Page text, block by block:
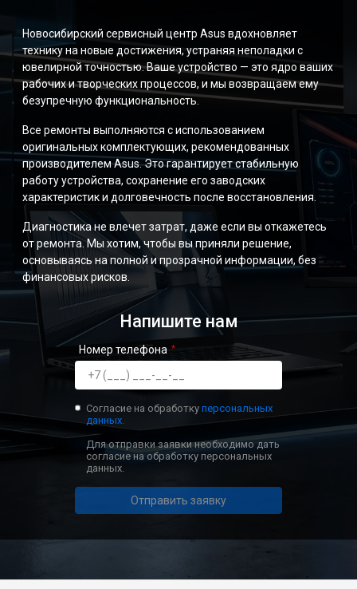
Новосибирский сервисный центр Asus вдохновляет
технику на новые достижения, устраняя неполадки с
ювелирной точностью. Ваше устройство — это ядро ваших
рабочих и творческих процессов, и мы возвращаем ему
безупречную функциональность.
Все ремонты выполняются с использованием
оригинальных комплектующих, рекомендованных
производителем Asus. Это гарантирует стабильную
работу устройства, сохранение его заводских
характеристик и долговечность после восстановления.
Диагностика не влечет затрат, даже если вы откажетесь
от ремонта. Мы хотим, чтобы вы приняли решение,
основываясь на полной и прозрачной информации, без
финансовых рисков.
Напишите нам
Номер телефона
Согласие на обработку персональных
данных.
Для отправки заявки необходимо дать
согласие на обработку персональных
данных.
Отправить заявку